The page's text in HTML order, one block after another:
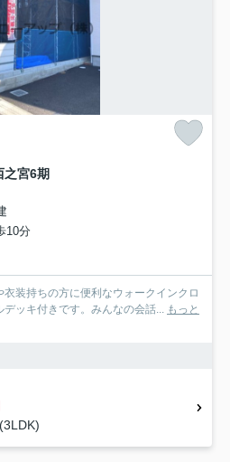
之宮6期
10分
装持ちの方に便利なウォークインクロ
ッキ付きです。みんなの会話... もっと